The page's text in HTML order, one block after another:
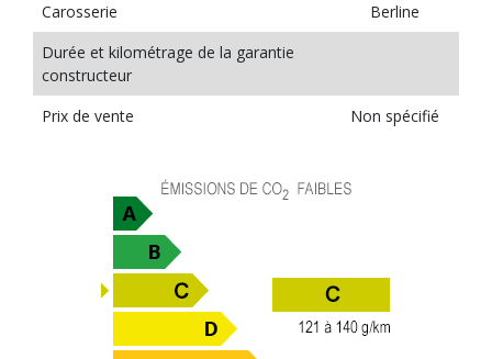
Carosserie
Berline
Durée et kilométrage de la garantie
constructeur
Prix de vente
Non spécifié